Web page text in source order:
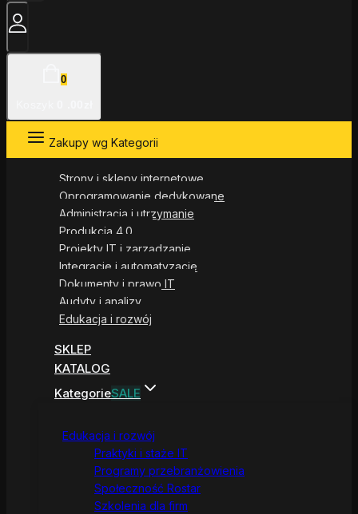
0
Zakupy wg Kategorii
Strony i sklepy internetowe
Oprogramowanie dedykowane
Administracja i utrzymanie
Produkcja 4.0
Projekty IT i zarządzanie
Integracje i automatyzacje
Dokumenty i prawo IT
Audyty i analizy
Edukacja i rozwój
SKLEP
KATALOG
KategorieSALE
Edukacja i rozwój
Praktyki i staże IT
Programy przebranżowienia
Społeczność Rostar
Szkolenia dla firm